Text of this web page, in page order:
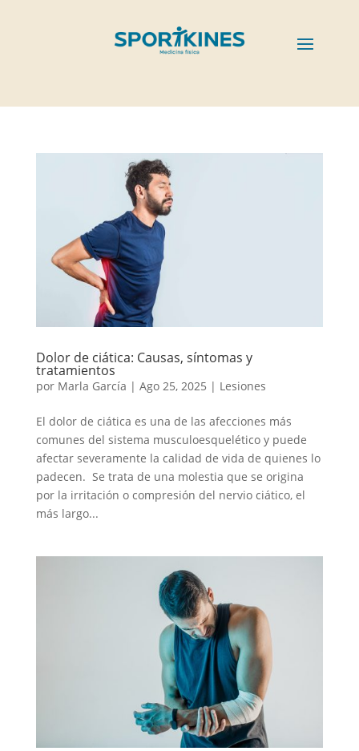
Dolor de ciática: Causas, síntomas y
tratamientos
por Marla García | Ago 25, 2025 | Lesiones
El dolor de ciática es una de las afecciones más
comunes del sistema musculoesquelético y puede
afectar severamente la calidad de vida de quienes lo
padecen. Se trata de una molestia que se origina
por la irritación o compresión del nervio ciático, el
más largo...